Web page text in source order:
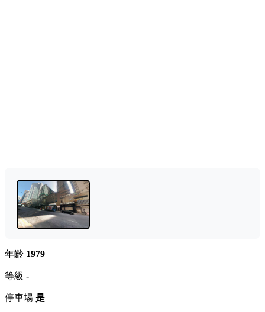
年齡 1979
等級 -
停車場 是